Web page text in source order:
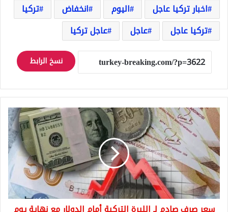
اخبار تركيا عاجل
اليوم انخفاض
تركيا
تركيا عاجل
عاجل عاجل تركيا
نسخ الرابط
سعر
صرف
صادم
لـ
الليرة
التركية
أمام
الدولار
مع
نهاية